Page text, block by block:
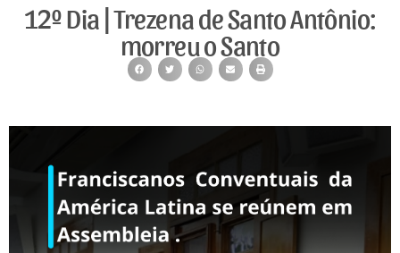
12º Dia | Trezena de Santo Antônio:
morreu o Santo